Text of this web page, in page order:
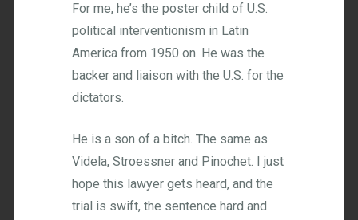
For me, he’s the poster child of U.S.
political interventionism in Latin
America from 1950 on. He was the
backer and liaison with the U.S. for the
dictators.
He is a son of a bitch. The same as
Videla, Stroessner and Pinochet. I just
hope this lawyer gets heard, and the
trial is swift, the sentence hard and